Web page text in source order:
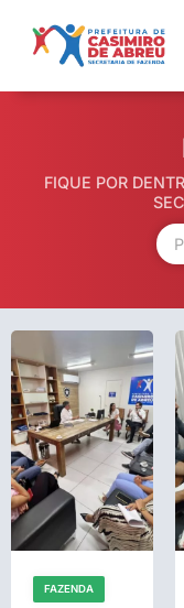
FIQUE POR
FAZENDA